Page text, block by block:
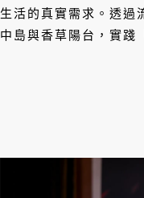
生活的真實需求。透過
中島與香草陽台，實踐